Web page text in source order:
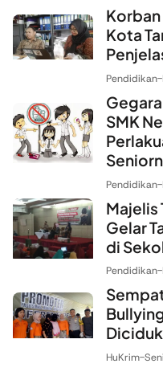
Korban
Kota
Pendidikan-
SMK
Pendidikan-
Majelis
Gelar
di
Pendidikan-
HuKrim-